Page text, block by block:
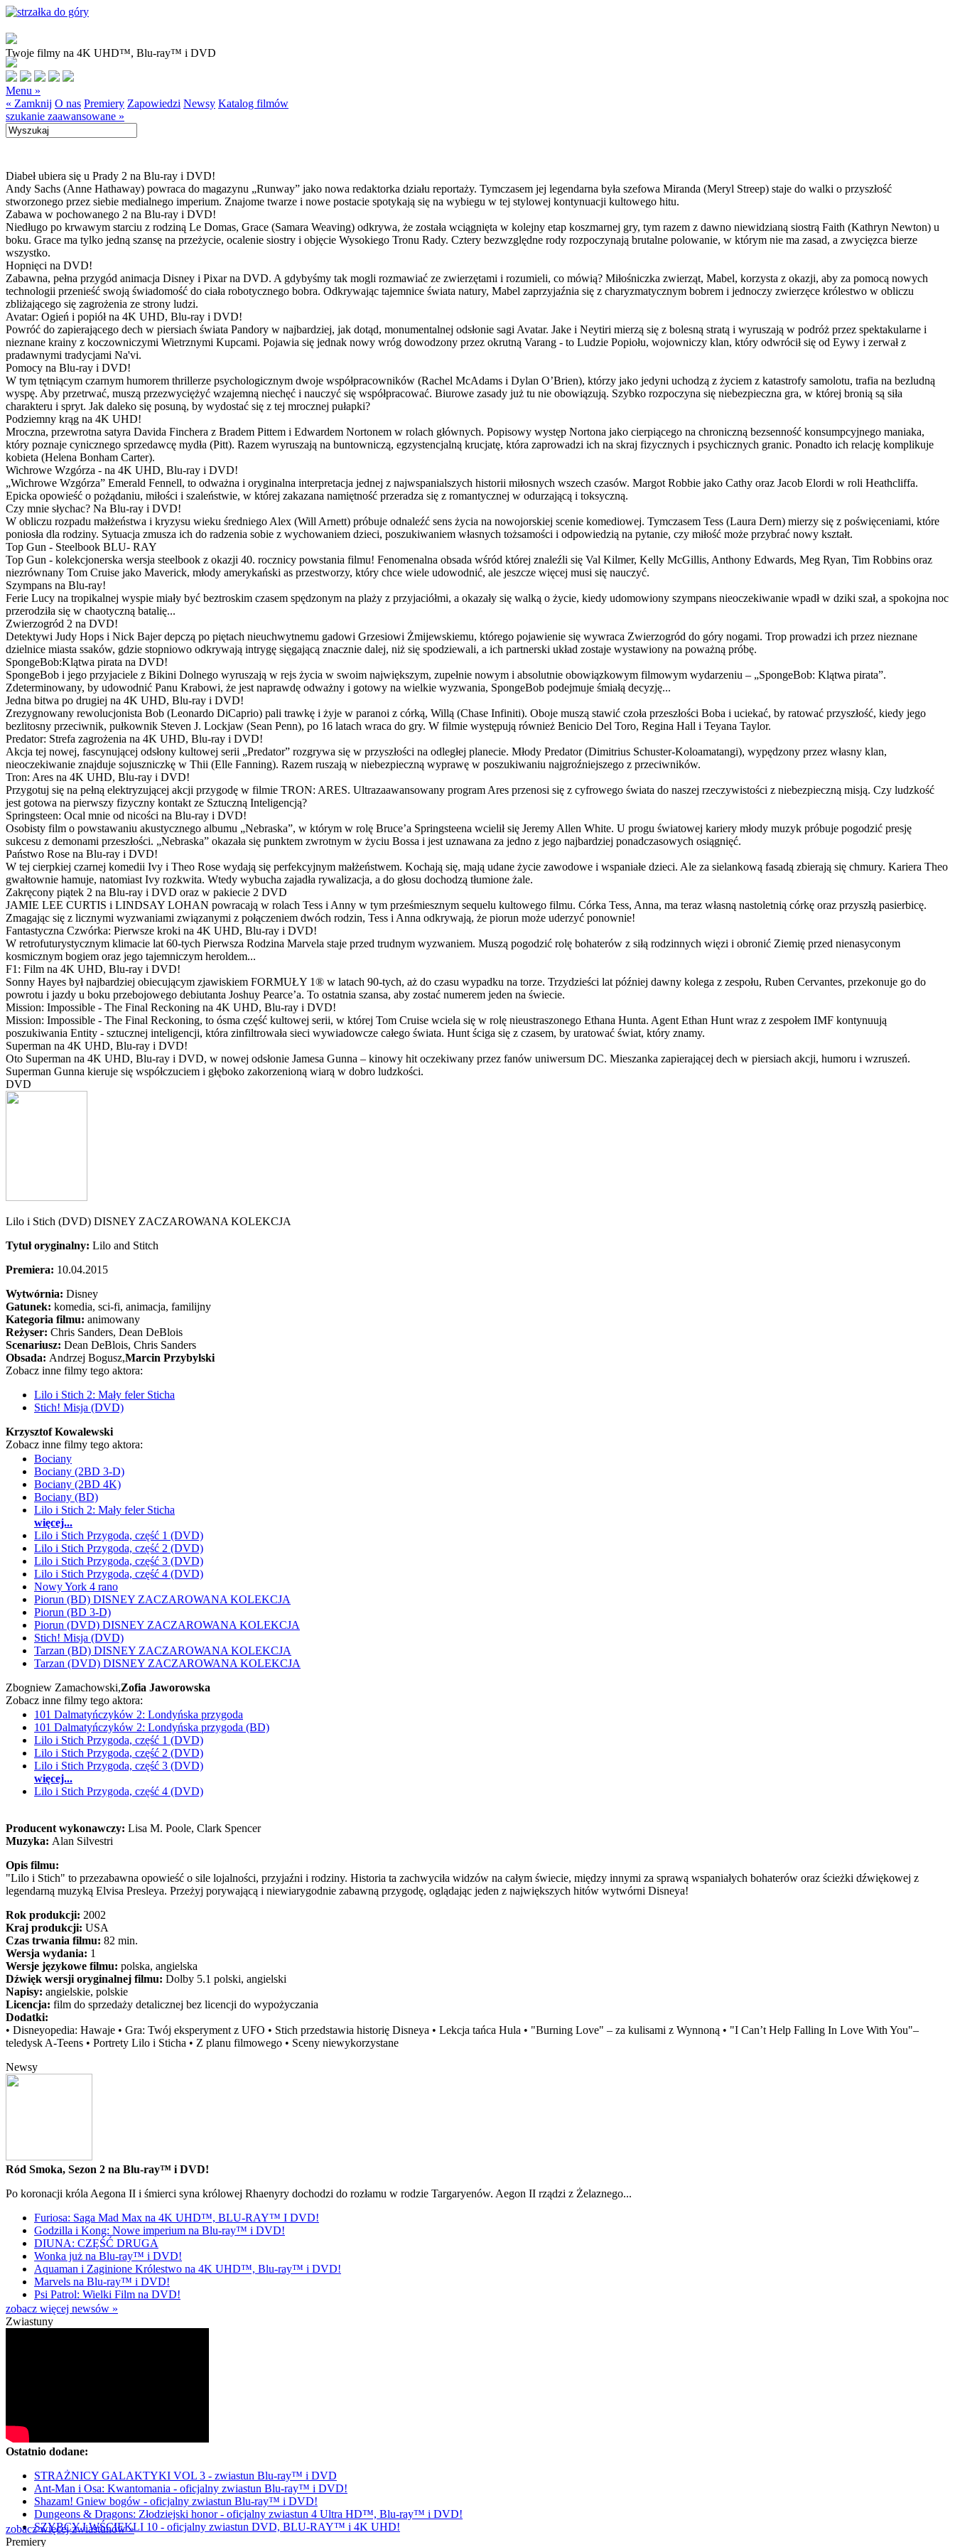
Twoje filmy na 4K UHD™, Blu-ray™ i DVD
Menu »
« Zamknij O nas Premiery Zapowiedzi Newsy Katalog filmów
szukanie zaawansowane »
Diabeł ubiera się u Prady 2 na Blu-ray i DVD!
Andy Sachs (Anne Hathaway) powraca do magazynu „Runway” jako nowa redaktorka działu reportaży. Tymczasem jej legendarna była szefowa Miranda (Meryl Streep) staje do walki o przyszłość
stworzonego przez siebie medialnego imperium. Znajome twarze i nowe postacie spotykają się na wybiegu w tej stylowej kontynuacji kultowego hitu.
Zabawa w pochowanego 2 na Blu-ray i DVD!
Niedługo po krwawym starciu z rodziną Le Domas, Grace (Samara Weaving) odkrywa, że została wciągnięta w kolejny etap koszmarnej gry, tym razem z dawno niewidzianą siostrą Faith (Kathryn Newton) u
boku. Grace ma tylko jedną szansę na przeżycie, ocalenie siostry i objęcie Wysokiego Tronu Rady. Cztery bezwzględne rody rozpoczynają brutalne polowanie, w którym nie ma zasad, a zwycięzca bierze
wszystko.
Hopnięci na DVD!
Zabawna, pełna przygód animacja Disney i Pixar na DVD. A gdybyśmy tak mogli rozmawiać ze zwierzętami i rozumieli, co mówią? Miłośniczka zwierząt, Mabel, korzysta z okazji, aby za pomocą nowych
technologii przenieść swoją świadomość do ciała robotycznego bobra. Odkrywając tajemnice świata natury, Mabel zaprzyjaźnia się z charyzmatycznym bobrem i jednoczy zwierzęce królestwo w obliczu
zbliżającego się zagrożenia ze strony ludzi.
Avatar: Ogień i popiół na 4K UHD, Blu-ray i DVD!
Powróć do zapierającego dech w piersiach świata Pandory w najbardziej, jak dotąd, monumentalnej odsłonie sagi Avatar. Jake i Neytiri mierzą się z bolesną stratą i wyruszają w podróż przez spektakularne i
nieznane krainy z koczowniczymi Wietrznymi Kupcami. Pojawia się jednak nowy wróg dowodzony przez okrutną Varang - to Ludzie Popiołu, wojowniczy klan, który odwrócił się od Eywy i zerwał z
pradawnymi tradycjami Na'vi.
Pomocy na Blu-ray i DVD!
W tym tętniącym czarnym humorem thrillerze psychologicznym dwoje współpracowników (Rachel McAdams i Dylan O’Brien), którzy jako jedyni uchodzą z życiem z katastrofy samolotu, trafia na bezludną
wyspę. Aby przetrwać, muszą przezwyciężyć wzajemną niechęć i nauczyć się współpracować. Biurowe zasady już tu nie obowiązują. Szybko rozpoczyna się niebezpieczna gra, w której bronią są siła
charakteru i spryt. Jak daleko się posuną, by wydostać się z tej mrocznej pułapki?
Podziemny krąg na 4K UHD!
Mroczna, przewrotna satyra Davida Finchera z Bradem Pittem i Edwardem Nortonem w rolach głównych. Popisowy występ Nortona jako cierpiącego na chroniczną bezsenność konsumpcyjnego maniaka,
który poznaje cynicznego sprzedawcę mydła (Pitt). Razem wyruszają na buntowniczą, egzystencjalną krucjatę, która zaprowadzi ich na skraj fizycznych i psychicznych granic. Ponadto ich relację komplikuje
kobieta (Helena Bonham Carter).
Wichrowe Wzgórza - na 4K UHD, Blu-ray i DVD!
„Wichrowe Wzgórza” Emerald Fennell, to odważna i oryginalna interpretacja jednej z najwspanialszych historii miłosnych wszech czasów. Margot Robbie jako Cathy oraz Jacob Elordi w roli Heathcliffa.
Epicka opowieść o pożądaniu, miłości i szaleństwie, w której zakazana namiętność przeradza się z romantycznej w odurzającą i toksyczną.
Czy mnie słychac? Na Blu-ray i DVD!
W obliczu rozpadu małżeństwa i kryzysu wieku średniego Alex (Will Arnett) próbuje odnaleźć sens życia na nowojorskiej scenie komediowej. Tymczasem Tess (Laura Dern) mierzy się z poświęceniami, które
poniosła dla rodziny. Sytuacja zmusza ich do radzenia sobie z wychowaniem dzieci, poszukiwaniem własnych tożsamości i odpowiedzią na pytanie, czy miłość może przybrać nowy kształt.
Top Gun - Steelbook BLU- RAY
Top Gun - kolekcjonerska wersja steelbook z okazji 40. rocznicy powstania filmu! Fenomenalna obsada wśród której znaleźli się Val Kilmer, Kelly McGillis, Anthony Edwards, Meg Ryan, Tim Robbins oraz
niezrównany Tom Cruise jako Maverick, młody amerykański as przestworzy, który chce wiele udowodnić, ale jeszcze więcej musi się nauczyć.
Szympans na Blu-ray!
Ferie Lucy na tropikalnej wyspie miały być beztroskim czasem spędzonym na plaży z przyjaciółmi, a okazały się walką o życie, kiedy udomowiony szympans nieoczekiwanie wpadł w dziki szał, a spokojna noc
przerodziła się w chaotyczną batalię...
Zwierzogród 2 na DVD!
Detektywi Judy Hops i Nick Bajer depczą po piętach nieuchwytnemu gadowi Grzesiowi Żmijewskiemu, którego pojawienie się wywraca Zwierzogród do góry nogami. Trop prowadzi ich przez nieznane
dzielnice miasta ssaków, gdzie stopniowo odkrywają intrygę sięgającą znacznie dalej, niż się spodziewali, a ich partnerski układ zostaje wystawiony na poważną próbę.
SpongeBob:Klątwa pirata na DVD!
SpongeBob i jego przyjaciele z Bikini Dolnego wyruszają w rejs życia w swoim największym, zupełnie nowym i absolutnie obowiązkowym filmowym wydarzeniu – „SpongeBob: Klątwa pirata”.
Zdeterminowany, by udowodnić Panu Krabowi, że jest naprawdę odważny i gotowy na wielkie wyzwania, SpongeBob podejmuje śmiałą decyzję...
Jedna bitwa po drugiej na 4K UHD, Blu-ray i DVD!
Zrezygnowany rewolucjonista Bob (Leonardo DiCaprio) pali trawkę i żyje w paranoi z córką, Willą (Chase Infiniti). Oboje muszą stawić czoła przeszłości Boba i uciekać, by ratować przyszłość, kiedy jego
bezlitosny przeciwnik, pułkownik Steven J. Lockjaw (Sean Penn), po 16 latach wraca do gry. W filmie występują również Benicio Del Toro, Regina Hall i Teyana Taylor.
Predator: Strefa zagrożenia na 4K UHD, Blu-ray i DVD!
Akcja tej nowej, fascynującej odsłony kultowej serii „Predator” rozgrywa się w przyszłości na odległej planecie. Młody Predator (Dimitrius Schuster-Koloamatangi), wypędzony przez własny klan,
nieoczekiwanie znajduje sojuszniczkę w Thii (Elle Fanning). Razem ruszają w niebezpieczną wyprawę w poszukiwaniu najgroźniejszego z przeciwników.
Tron: Ares na 4K UHD, Blu-ray i DVD!
Przygotuj się na pełną elektryzującej akcji przygodę w filmie TRON: ARES. Ultrazaawansowany program Ares przenosi się z cyfrowego świata do naszej rzeczywistości z niebezpieczną misją. Czy ludzkość
jest gotowa na pierwszy fizyczny kontakt ze Sztuczną Inteligencją?
Springsteen: Ocal mnie od nicości na Blu-ray i DVD!
Osobisty film o powstawaniu akustycznego albumu „Nebraska”, w którym w rolę Bruce’a Springsteena wcielił się Jeremy Allen White. U progu światowej kariery młody muzyk próbuje pogodzić presję
sukcesu z demonami przeszłości. „Nebraska” okazała się punktem zwrotnym w życiu Bossa i jest uznawana za jedno z jego najbardziej ponadczasowych osiągnięć.
Państwo Rose na Blu-ray i DVD!
W tej cierpkiej czarnej komedii Ivy i Theo Rose wydają się perfekcyjnym małżeństwem. Kochają się, mają udane życie zawodowe i wspaniałe dzieci. Ale za sielankową fasadą zbierają się chmury. Kariera Theo
gwałtownie hamuje, natomiast Ivy rozkwita. Wtedy wybucha zajadła rywalizacja, a do głosu dochodzą tłumione żale.
Zakręcony piątek 2 na Blu-ray i DVD oraz w pakiecie 2 DVD
JAMIE LEE CURTIS i LINDSAY LOHAN powracają w rolach Tess i Anny w tym prześmiesznym sequelu kultowego filmu. Córka Tess, Anna, ma teraz własną nastoletnią córkę oraz przyszłą pasierbicę.
Zmagając się z licznymi wyzwaniami związanymi z połączeniem dwóch rodzin, Tess i Anna odkrywają, że piorun może uderzyć ponownie!
Fantastyczna Czwórka: Pierwsze kroki na 4K UHD, Blu-ray i DVD!
W retrofuturystycznym klimacie lat 60-tych Pierwsza Rodzina Marvela staje przed trudnym wyzwaniem. Muszą pogodzić rolę bohaterów z siłą rodzinnych więzi i obronić Ziemię przed nienasyconym
kosmicznym bogiem oraz jego tajemniczym heroldem...
F1: Film na 4K UHD, Blu-ray i DVD!
Sonny Hayes był najbardziej obiecującym zjawiskiem FORMUŁY 1® w latach 90-tych, aż do czasu wypadku na torze. Trzydzieści lat później dawny kolega z zespołu, Ruben Cervantes, przekonuje go do
powrotu i jazdy u boku przebojowego debiutanta Joshuy Pearce’a. To ostatnia szansa, aby zostać numerem jeden na świecie.
Mission: Impossible - The Final Reckoning na 4K UHD, Blu-ray i DVD!
Mission: Impossible - The Final Reckoning, to ósma część kultowej serii, w której Tom Cruise wciela się w rolę nieustraszonego Ethana Hunta. Agent Ethan Hunt wraz z zespołem IMF kontynuują
poszukiwania Entity - sztucznej inteligencji, która zinfiltrowała sieci wywiadowcze całego świata. Hunt ściga się z czasem, by uratować świat, który znamy.
Superman na 4K UHD, Blu-ray i DVD!
Oto Superman na 4K UHD, Blu-ray i DVD, w nowej odsłonie Jamesa Gunna – kinowy hit oczekiwany przez fanów uniwersum DC. Mieszanka zapierającej dech w piersiach akcji, humoru i wzruszeń.
Superman Gunna kieruje się współczuciem i głęboko zakorzenioną wiarą w dobro ludzkości.
DVD
Lilo i Stich (DVD) DISNEY ZACZAROWANA KOLEKCJA
Tytuł oryginalny: Lilo and Stitch
Premiera: 10.04.2015
Wytwórnia: Disney
Gatunek: komedia, sci-fi, animacja, familijny
Kategoria filmu: animowany
Reżyser: Chris Sanders, Dean DeBlois
Scenariusz: Dean DeBlois, Chris Sanders
Obsada: Andrzej Bogusz,Marcin Przybylski
Zobacz inne filmy tego aktora:
Lilo i Stich 2: Mały feler Sticha
Stich! Misja (DVD)
Krzysztof Kowalewski
Zobacz inne filmy tego aktora:
Bociany
Bociany (2BD 3-D)
Bociany (2BD 4K)
Bociany (BD)
Lilo i Stich 2: Mały feler Sticha
więcej...
Lilo i Stich Przygoda, część 1 (DVD)
Lilo i Stich Przygoda, część 2 (DVD)
Lilo i Stich Przygoda, część 3 (DVD)
Lilo i Stich Przygoda, część 4 (DVD)
Nowy York 4 rano
Piorun (BD) DISNEY ZACZAROWANA KOLEKCJA
Piorun (BD 3-D)
Piorun (DVD) DISNEY ZACZAROWANA KOLEKCJA
Stich! Misja (DVD)
Tarzan (BD) DISNEY ZACZAROWANA KOLEKCJA
Tarzan (DVD) DISNEY ZACZAROWANA KOLEKCJA
Zbogniew Zamachowski,Zofia Jaworowska
Zobacz inne filmy tego aktora:
101 Dalmatyńczyków 2: Londyńska przygoda
101 Dalmatyńczyków 2: Londyńska przygoda (BD)
Lilo i Stich Przygoda, część 1 (DVD)
Lilo i Stich Przygoda, część 2 (DVD)
Lilo i Stich Przygoda, część 3 (DVD)
więcej...
Lilo i Stich Przygoda, część 4 (DVD)
Producent wykonawczy: Lisa M. Poole, Clark Spencer
Muzyka: Alan Silvestri
Opis filmu:
"Lilo i Stich" to przezabawna opowieść o sile lojalności, przyjaźni i rodziny. Historia ta zachwyciła widzów na całym świecie, między innymi za sprawą wspaniałych bohaterów oraz ścieżki dźwiękowej z
legendarną muzyką Elvisa Presleya. Przeżyj porywającą i niewiarygodnie zabawną przygodę, oglądając jeden z największych hitów wytwórni Disneya!
Rok produkcji: 2002
Kraj produkcji: USA
Czas trwania filmu: 82 min.
Wersja wydania: 1
Wersje językowe filmu: polska, angielska
Dźwięk wersji oryginalnej filmu: Dolby 5.1 polski, angielski
Napisy: angielskie, polskie
Licencja: film do sprzedaży detalicznej bez licencji do wypożyczania
Dodatki:
• Disneyopedia: Hawaje • Gra: Twój eksperyment z UFO • Stich przedstawia historię Disneya • Lekcja tańca Hula • "Burning Love" – za kulisami z Wynnoną • "I Can’t Help Falling In Love With You"–
teledysk A-Teens • Portrety Lilo i Sticha • Z planu filmowego • Sceny niewykorzystane
Newsy
Ród Smoka, Sezon 2 na Blu-ray™ i DVD!
Po koronacji króla Aegona II i śmierci syna królowej Rhaenyry dochodzi do rozłamu w rodzie Targaryenów. Aegon II rządzi z Żelaznego...
Furiosa: Saga Mad Max na 4K UHD™, BLU-RAY™ I DVD!
Godzilla i Kong: Nowe imperium na Blu-ray™ i DVD!
DIUNA: CZĘŚĆ DRUGA
Wonka już na Blu-ray™ i DVD!
Aquaman i Zaginione Królestwo na 4K UHD™, Blu-ray™ i DVD!
Marvels na Blu-ray™ i DVD!
Psi Patrol: Wielki Film na DVD!
zobacz więcej newsów »
Zwiastuny
Ostatnio dodane:
STRAŻNICY GALAKTYKI VOL 3 - zwiastun Blu-ray™ i DVD
Ant-Man i Osa: Kwantomania - oficjalny zwiastun Blu-ray™ i DVD!
Shazam! Gniew bogów - oficjalny zwiastun Blu-ray™ i DVD!
Dungeons & Dragons: Złodziejski honor - oficjalny zwiastun 4 Ultra HD™, Blu-ray™ i DVD!
SZYBCY I WŚCIEKLI 10 - oficjalny zwiastun DVD, BLU-RAY™ i 4K UHD!
zobacz więcej zwiastunów »
Premiery